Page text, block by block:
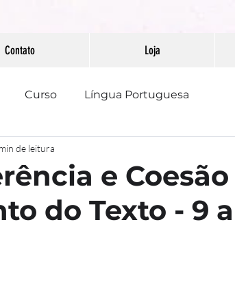
Contato Loja
Curso Língua Portuguesa
Pontuação
e
do Texto - 9
de leitura